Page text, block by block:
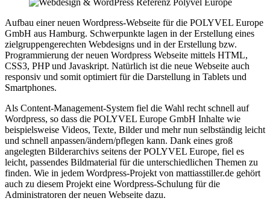
Aufbau einer neuen Wordpress-Webseite für die POLYVEL Europe
GmbH aus Hamburg. Schwerpunkte lagen in der Erstellung eines
zielgruppengerechten Webdesigns und in der Erstellung bzw.
Programmierung der neuen Wordpress Webseite mittels HTML,
CSS3, PHP und Javaskript. Natürlich ist die neue Webseite auch
responsiv und somit optimiert für die Darstellung in Tablets und
Smartphones.
Als Content-Management-System fiel die Wahl recht schnell auf
Wordpress, so dass die POLYVEL Europe GmbH Inhalte wie
beispielsweise Videos, Texte, Bilder und mehr nun selbständig leicht
und schnell anpassen/ändern/pflegen kann. Dank eines groß
angelegten Bilderarchivs seitens der POLYVEL Europe, fiel es
leicht, passendes Bildmaterial für die unterschiedlichen Themen zu
finden. Wie in jedem Wordpress-Projekt von mattiasstiller.de gehört
auch zu diesem Projekt eine Wordpress-Schulung für die
Administratoren der neuen Webseite dazu.